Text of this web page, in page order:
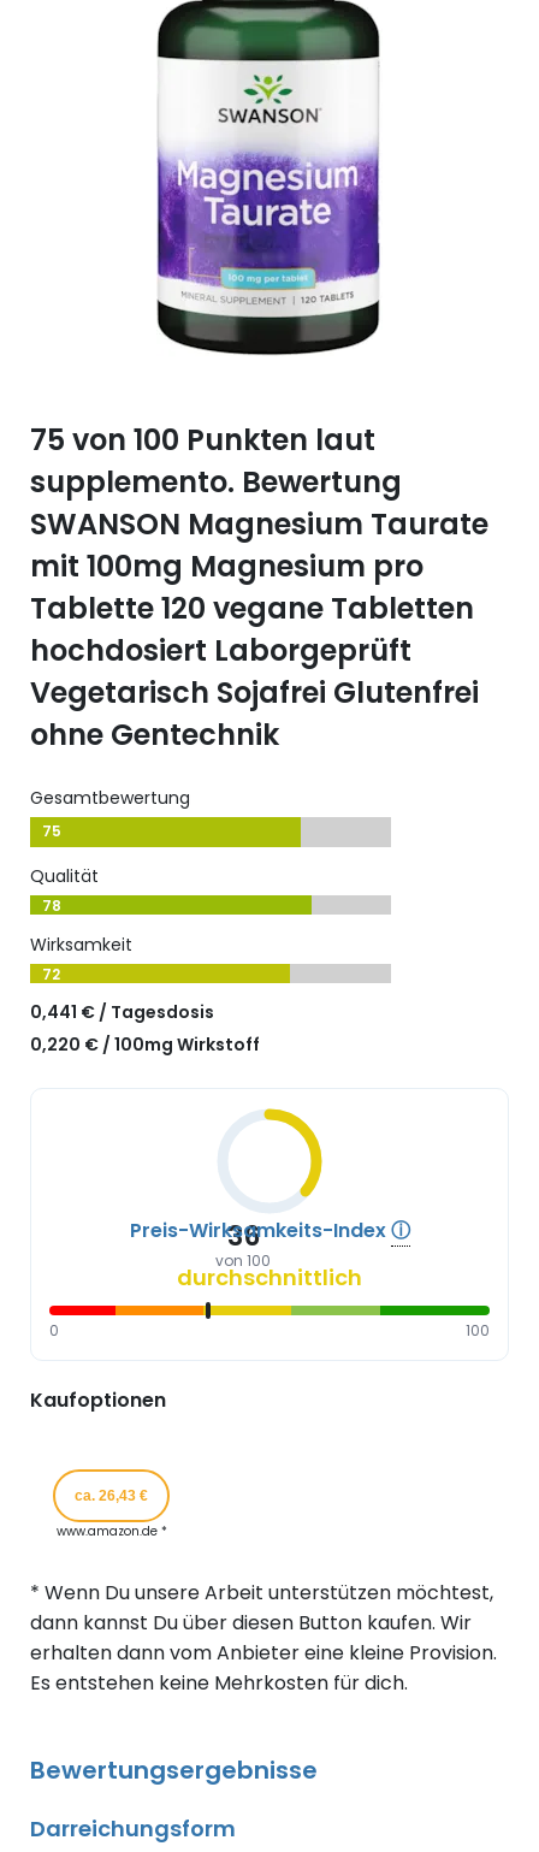
Selen (Se)
Silicium (Si)
Zink (Zn)
Vitamin B12
Vitamin C
Vitamin D
Vitamin E
Vitamin K
Vitamin Q (Q10)
75 von 100 Punkten laut
supplemento. Bewertung
SWANSON Magnesium Taurate
mit 100mg Magnesium pro
Tablette 120 vegane Tabletten
hochdosiert Laborgeprüft
Vegetarisch Sojafrei Glutenfrei
ohne Gentechnik
Gesamtbewertung
75
Qualität
78
Wirksamkeit
72
0,441 € / Tagesdosis
0,220 € / 100mg Wirkstoff
36
von 100
Preis-Wirksamkeits-Indexⓘ
durchschnittlich
0 100
Kaufoptionen
ca. 26,43 €
www.amazon.de *
* Wenn Du unsere Arbeit unterstützen möchtest,
dann kannst Du über diesen Button kaufen. Wir
erhalten dann vom Anbieter eine kleine Provision.
Es entstehen keine Mehrkosten für dich.
Bewertungsergebnisse
Darreichungsform